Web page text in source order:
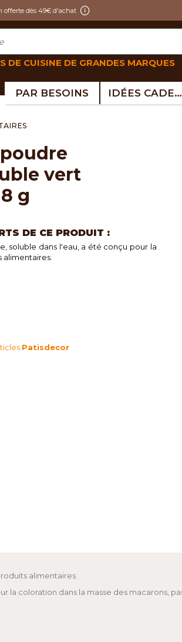
offerte dès 49€ d'achat
DE CUISINE DE GRANDES MARQUES
PAR BESOINS IDÉES CADEAUX
vert
g
DE CE PRODUIT :
soluble dans l'eau, a été conçu pour la
Patisdecor
alimentaires.
coloration dans la masse des macarons,